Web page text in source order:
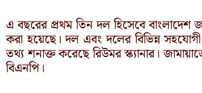
এ বছরের প্রথম তিন দল হিসেবে বাংলাদেশ
করা হয়েছে। দল এবং দলের বিভিন্ন
তথ্য শনাক্ত করেছে রিউমর স্ক্যানার।
বিএনপি।